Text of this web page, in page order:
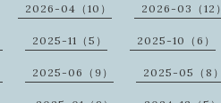
2026-04（10） 2026-03（12）
2025-11（5） 2025-10（6）
2025-06（9） 2025-05（8）